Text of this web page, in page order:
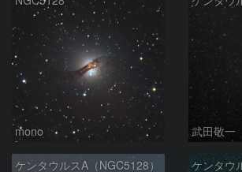
mono 武田敬一
ケンタウルスA（NGC5128）